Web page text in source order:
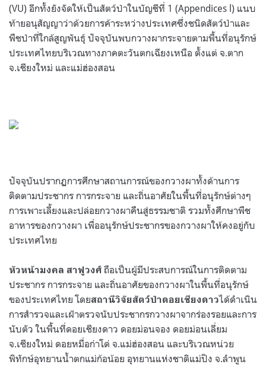
(VU) อีกทั้งยังจัดให้เป็นสัตว์ป่าในบัญชีที่ 1 (Appendices l) แนบ
ท้ายอนุสัญญาว่าด้วยการค้าระหว่างประเทศซึ่งชนิดสัตว์ป่าและ
พืชป่าที่ใกล้สูญพันธุ์ ปัจจุบันพบกวางผากระจายตามพื้นที่อนุรักษ์
ประเทศไทยบริเวณทางภาคตะวันตกเฉียงเหนือ ตั้งแต่ จ.ตาก
จ.เชียงใหม่ และแม่ฮ่องสอน
ปัจจุบันปรากฏการศึกษาสถานการณ์ของกวางผาทั้งด้านการ
ติดตามประชากร การกระจาย และถิ่นอาศัยในพื้นที่อนุรักษ์ต่างๆ
การเพาะเลี้ยงและปล่อยกวางผาคืนสู่ธรรมชาติ รวมทั้งศึกษาพืช
อาหารของกวางผา เพื่ออนุรักษ์ประชากรของกวางผาให้คงอยู่กับ
ประเทศไทย
หัวหน้ามงคล สาฟูวงศ์ ถือเป็นผู้มีประสบการณ์ในการติดตาม
ประชากร การกระจาย และถิ่นอาศัยของกวางผาในพื้นที่อนุรักษ์
ของประเทศไทย โดยสถานีวิจัยสัตว์ป่าดอยเชียงดาวได้ดำเนิน
การสำรวจและเฝ้าตรวจนับประชากรกวางผาจากร่องรอยและการ
นับตัว ในพื้นที่ดอยเชียงดาว ดอยม่อนจอง ดอยม่อนเลี่ยม
จ.เชียงใหม่ ดอยหมื่อก่าโด่ จ.แม่ฮ่องสอน และบริเวณหน่วย
พิทักษ์อุทยานน้ำตกแม่ก้อน้อย อุทยานแห่งชาติแม่ปิง จ.ลำพูน